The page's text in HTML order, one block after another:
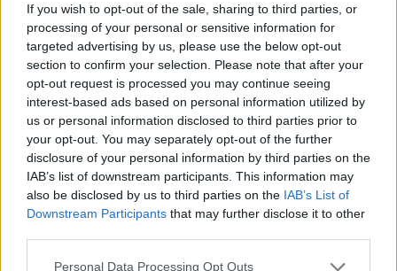
If you wish to opt-out of the sale, sharing to third parties, or
processing of your personal or sensitive information for
targeted advertising by us, please use the below opt-out
section to confirm your selection. Please note that after your
opt-out request is processed you may continue seeing
interest-based ads based on personal information utilized by
us or personal information disclosed to third parties prior to
your opt-out. You may separately opt-out of the further
disclosure of your personal information by third parties on the
IAB’s list of downstream participants. This information may
also be disclosed by us to third parties on the IAB’s List of
Downstream Participants that may further disclose it to other
Personal Data Processing Opt Outs
ΣΤΗΝ ΙΔΙΑ ΚΑΤΗΓΟΡΙΑ
Πάνω από 45.000 διελεύσεις
ημερησίως στους Ευζώνους:
Μαζική άφιξη τουριστών από
τα Βαλκάνια
ΣΉΜΕΡΑ
Προσωρινή αναστολή των βιομετρικών
ελέγχων για να επισπευστεί η διέλευση
των ταξιδιωτών